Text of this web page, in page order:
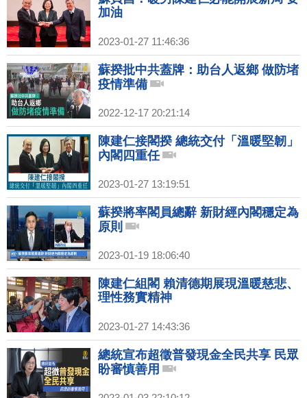
加油
2023-01-27 11:46:36
蘇揆批中共蓋牌：助台人返鄉 做防堵
疫情準備
2022-12-17 20:21:14
陳建仁接閣揆 總統交付「溫暖堅韌」
內閣四重任
2023-01-27 13:19:51
蘇揆將率閣員總辭 新財經內閣穩定為
原則
2023-01-19 18:06:40
陳建仁組閣 賴清德期展現溫暖慈悲、
理性務實精神
2023-01-27 14:43:36
總統宣布超徵普發現金全民共享 民眾
盼審慎善用